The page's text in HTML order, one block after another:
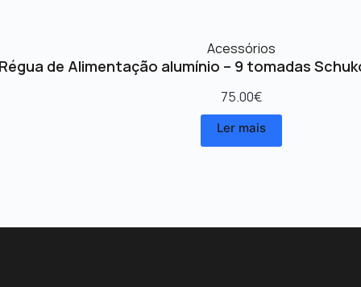
Acessórios
de Alimentação alumínio – 9 tomadas
75.00€
Ler mais